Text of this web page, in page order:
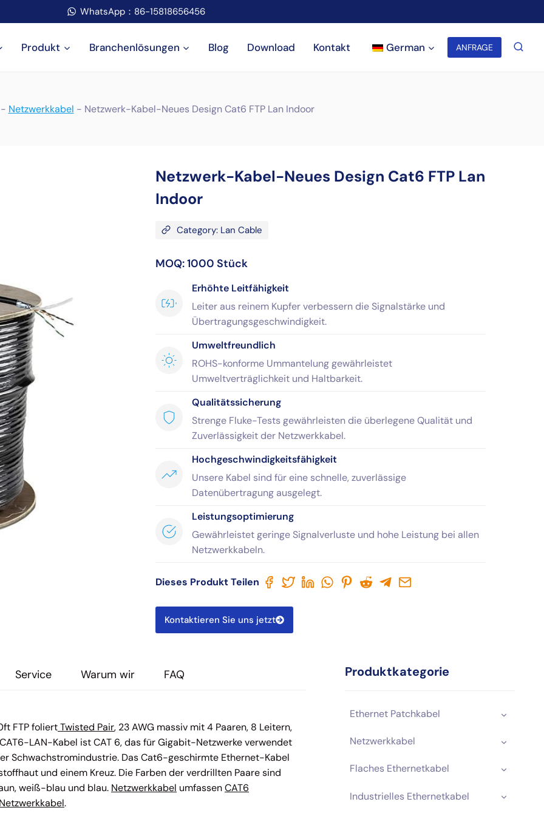
WhatsApp：86-15818656456
Produkt Branchenlösungen Blog Download Kontakt German ANFRAGE
Netzwerkkabel - Netzwerk-Kabel-Neues Design Cat6 FTP Lan Indoor
Netzwerk-Kabel-Neues Design Cat6 FTP Lan
Indoor
Category: Lan Cable
MOQ: 1000 Stück
Erhöhte Leitfähigkeit
Leiter aus reinem Kupfer verbessern die Signalstärke und
Übertragungsgeschwindigkeit.
Umweltfreundlich
ROHS-konforme Ummantelung gewährleistet
Umweltverträglichkeit und Haltbarkeit.
Qualitätssicherung
Strenge Fluke-Tests gewährleisten die überlegene Qualität und
Zuverlässigkeit der Netzwerkkabel.
Hochgeschwindigkeitsfähigkeit
Unsere Kabel sind für eine schnelle, zuverlässige
Datenübertragung ausgelegt.
Leistungsoptimierung
Gewährleistet geringe Signalverluste und hohe Leistung bei allen
Netzwerkkabeln.
Dieses Produkt Teilen
Kontaktieren Sie uns jetzt
Service Warum wir FAQ
FTP foliertTwisted Pair, 23 AWG massiv mit 4 Paaren, 8 Leitern,
LAN-Kabel ist CAT 6, das für Gigabit-Netzwerke verwendet
Schwachstromindustrie. Das Cat6-geschirmte Ethernet-Kabel
und einem Kreuz. Die Farben der verdrillten Paare sind
weiß-blau und blau. Netzwerkkabel umfassenCAT6
.
Produktkategorie
Ethernet Patchkabel
Netzwerkkabel
Flaches Ethernetkabel
Industrielles Ethernetkabel